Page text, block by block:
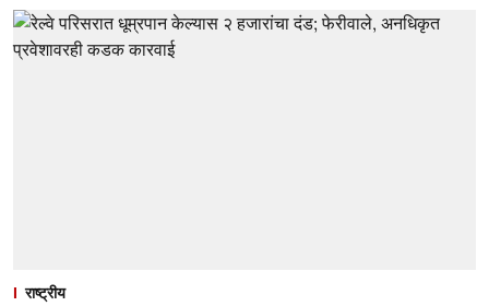
राष्ट्रीय